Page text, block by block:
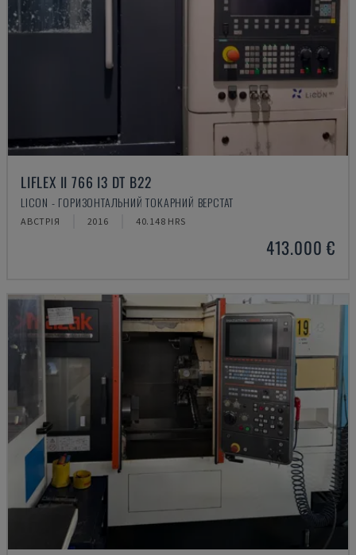
LIFLEX II 766 I3 DT B22
LICON - ГОРИЗОНТАЛЬНИЙ ТОКАРНИЙ ВЕРСТАТ
АВСТРІЯ 2016 40.148 HRS
413.000 €